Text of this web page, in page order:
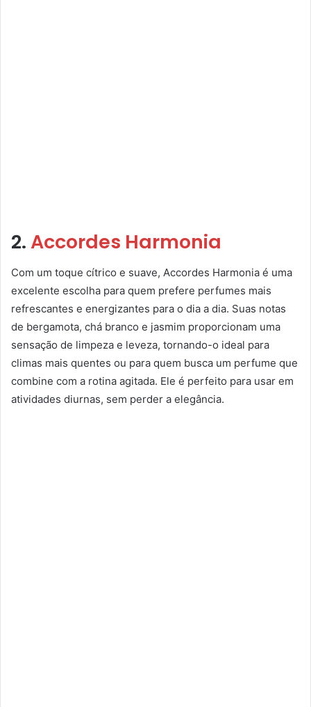
2.Accordes Harmonia
Com um toque cítrico e suave, Accordes Harmonia é uma
excelente escolha para quem prefere perfumes mais
refrescantes e energizantes para o dia a dia. Suas notas
de bergamota, chá branco e jasmim proporcionam uma
sensação de limpeza e leveza, tornando-o ideal para
climas mais quentes ou para quem busca um perfume que
combine com a rotina agitada. Ele é perfeito para usar em
atividades diurnas, sem perder a elegância.